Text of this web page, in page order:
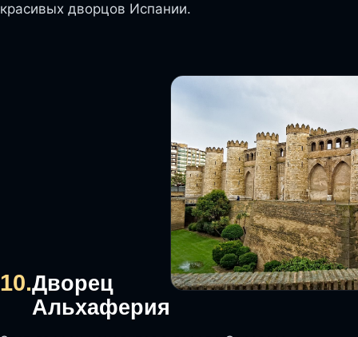
красивых дворцов Испании.
10.Дворец
Альхаферия